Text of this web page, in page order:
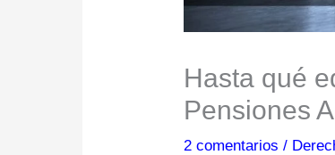
Hasta qué
Pensiones
2 comentarios /